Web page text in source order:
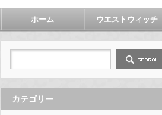
ホーム ウエストウィッチ
カテゴリー